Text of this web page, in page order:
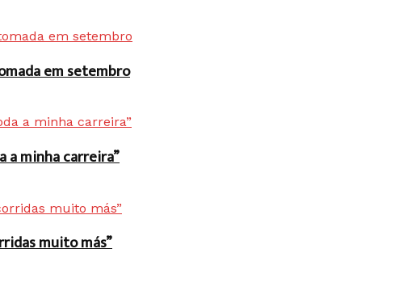
em setembro
a minha carreira”
muito más”